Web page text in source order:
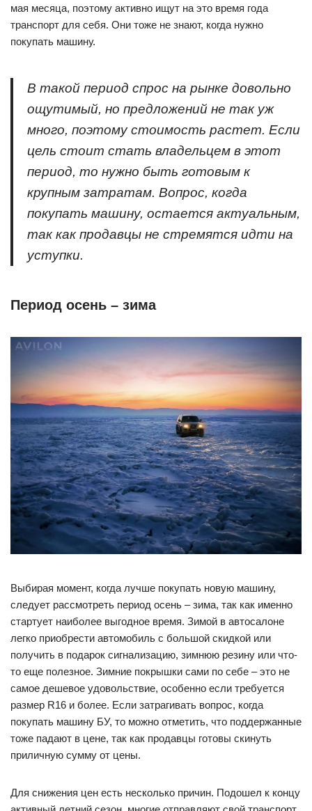
мая месяца, поэтому активно ищут на это время года
транспорт для себя. Они тоже не знают, когда нужно
покупать машину.
В такой период спрос на рынке довольно
ощутимый, но предложений не так уж
много, поэтому стоимость растет. Если
цель стоит стать владельцем в этот
период, то нужно быть готовым к
крупным затратам. Вопрос, когда
покупать машину, остается актуальным,
так как продавцы не стремятся идти на
уступки.
Период осень – зима
Выбирая момент, когда лучше покупать новую машину,
следует рассмотреть период осень – зима, так как именно
стартует наиболее выгодное время. Зимой в автосалоне
легко приобрести автомобиль с большой скидкой или
получить в подарок сигнализацию, зимнюю резину или что-
то еще полезное. Зимние покрышки сами по себе – это не
самое дешевое удовольствие, особенно если требуется
размер R16 и более. Если затрагивать вопрос, когда
покупать машину БУ, то можно отметить, что поддержанные
тоже падают в цене, так как продавцы готовы скинуть
приличную сумму от цены.
Для снижения цен есть несколько причин. Подошел к концу